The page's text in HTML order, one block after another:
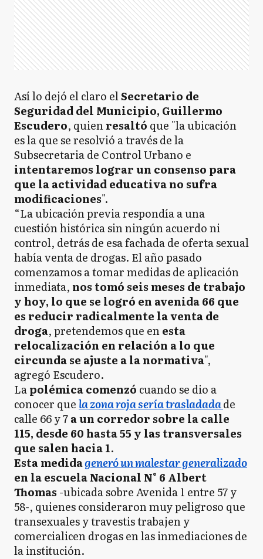
Así lo dejó el claro elSecretario de
Seguridad del Municipio, Guillermo
Escudero, quienresaltó que "la ubicación
es la que se resolvió a través de la
Subsecretaria de Control Urbano e
intentaremos lograr un consenso para
que la actividad educativa no sufra
modificaciones".
“La ubicación previa respondía a una
cuestión histórica sin ningún acuerdo ni
control, detrás de esa fachada de oferta sexual
había venta de drogas. El año pasado
comenzamos a tomar medidas de aplicación
inmediata, nos tomó seis meses de trabajo
y hoy, lo que se logró en avenida 66 que
es reducir radicalmente la venta de
droga, pretendemos que enesta
relocalización en relación a lo que
circunda se ajuste a la normativa",
agregó Escudero.
Lapolémica comenzó cuando se dio a
conocer quela zona roja sería trasladadade
calle 66 y 7a un corredor sobre la calle
115, desde 60 hasta 55 y las transversales
que salen hacia 1.
Esta medidageneró un malestar generalizado
en la escuela Nacional N° 6 Albert
Thomas -ubicada sobre Avenida 1 entre 57 y
58-, quienes consideraron muy peligroso que
transexuales y travestis trabajen y
comercialicen drogas en las inmediaciones de
la institución.